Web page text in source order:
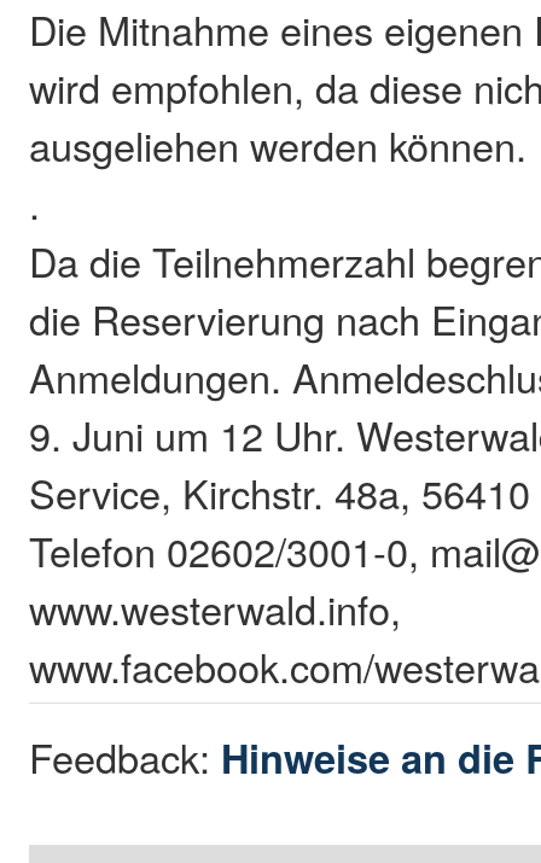
Die Mitnahme eines
wird empfohlen, da diese
ausgeliehen werden können.
.
Da die Teilnehmerzahl
die Reservierung nach
Anmeldungen.
9. Juni um 12 Uhr.
Service, Kirchstr. 48a,
Telefon 02602/3001-0,
www.westerwald.info,
www.facebook.com/
Feedback: Hinweise an die